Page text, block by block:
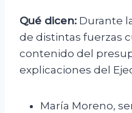
Qué dicen: Durante
de distintas fuerzas
contenido del
explicaciones del
María Moreno,